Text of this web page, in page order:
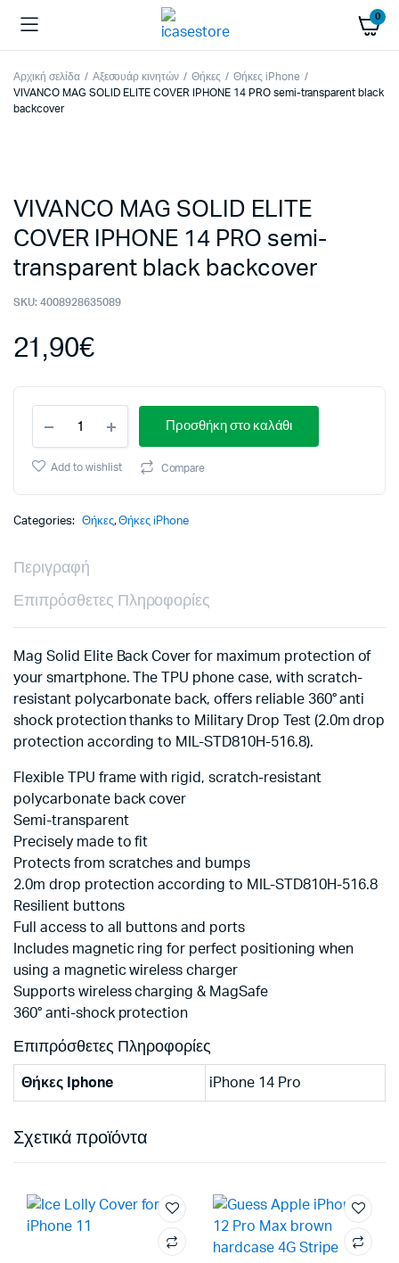
0
Αρχική σελίδα Αξεσουάρ κινητών Θήκες
Θήκες iPhone
VIVANCO MAG SOLID ELITE COVER IPHONE 14 PRO semi-transparent black
backcover
VIVANCO MAG SOLID ELITE
COVER IPHONE 14 PRO semi-
transparent black backcover
SKU: 4008928635089
21,90€
MAG
SOLID
ELITE
IPHONE
transparent
backcover
Προσθήκη στο καλάθι
Add to wishlist Compare
Categories: Θήκες,Θήκες iPhone
Περιγραφή
Επιπρόσθετες Πληροφορίες
Mag Solid Elite Back Cover for maximum protection of
your smartphone. The TPU phone case, with scratch-
resistant polycarbonate back, offers reliable 360° anti
shock protection thanks to Military Drop Test (2.0m drop
protection according to MIL-STD810H-516.8).
Flexible TPU frame with rigid, scratch-resistant
polycarbonate back cover
Semi-transparent
Precisely made to fit
Protects from scratches and bumps
2.0m drop protection according to MIL-STD810H-516.8
Resilient buttons
Full access to all buttons and ports
Includes magnetic ring for perfect positioning when
using a magnetic wireless charger
Supports wireless charging & MagSafe
360° anti-shock protection
Επιπρόσθετες Πληροφορίες
Θήκες Iphone iPhone 14 Pro
Σχετικά προϊόντα